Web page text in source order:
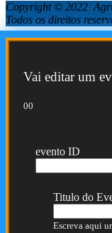
Copyright © 2022
Todos os direitos
Vai editar um
00
evento ID
Titulo do
Escreva aqui